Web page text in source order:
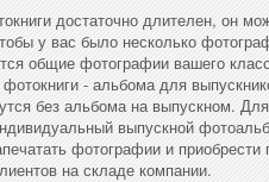
достаточно длителен, он
у вас было несколько
общие фотографии вашего
фотокниги - альбома для
без альбома на выпускном.
выпускной
фотографии и приобрести
на складе компании.